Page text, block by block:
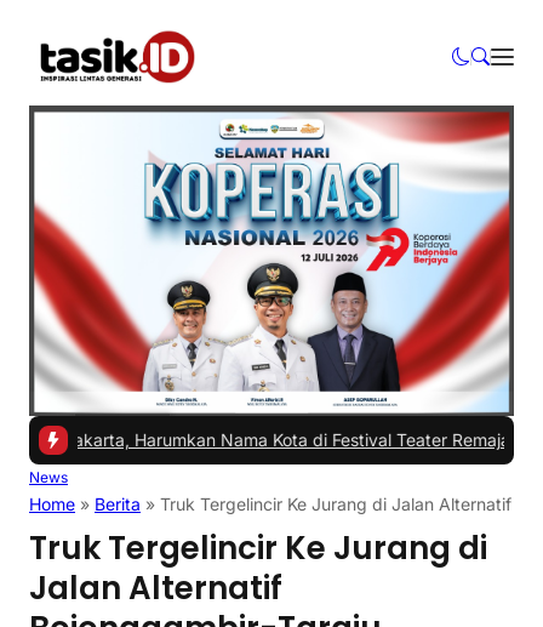
Harumkan Nama Kota di Festival Teater Remaja Nasional
News
Home » Berita » Truk Tergelincir Ke Jurang di Jalan Alternatif
Truk Tergelincir Ke Jurang di
Jalan Alternatif